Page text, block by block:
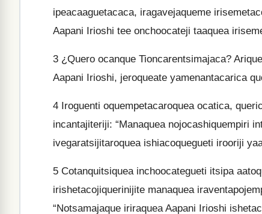
ipeacaaguetacaca, iragavejaqueme
Aapani Irioshi tee onchoocateji taaquea
3 ¿Quero ocanque Tioncarentsimajaca?
Aapani Irioshi, jeroqueate yamenantacarica
4 Iroguenti oquempetacaroquea ocatica,
incantajiteriji: “Manaquea nojocashiquempiri
ivegaratsijitaroquea ishiacoquegueti irooriji
5 Cotanquitsiquea inchoocategueti itsipa
irishetacojiquerinijite manaquea
“Notsamajaque iriraquea Aapani Irioshi